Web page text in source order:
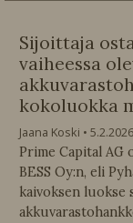
Sijoittaja
vaiheessa
kokoluokka
Jaana Koski 5.2.2026
Prime Capital AG
BESS Oy:n, eli
kaivoksen